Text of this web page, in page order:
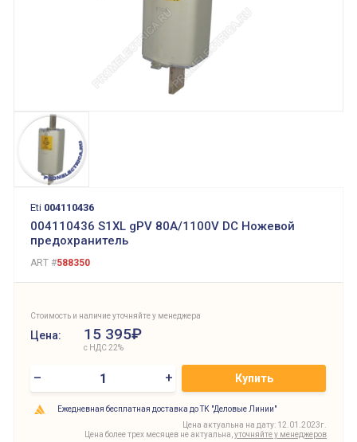
Eti 004110436
004110436 S1XL gPV 80A/1100V DC Ножевой
предохранитель
ART #588350
Стоимость и наличие уточняйте у менеджера
Цена: 15 395₽
с НДС 22%
– + Купить
Ежедневная бесплатная доставка до ТК "Деловые Линии"
Цена актуальна на дату: 12.01.2023г.
Цена более трех месяцев не актуальна, уточняйте у менеджеров